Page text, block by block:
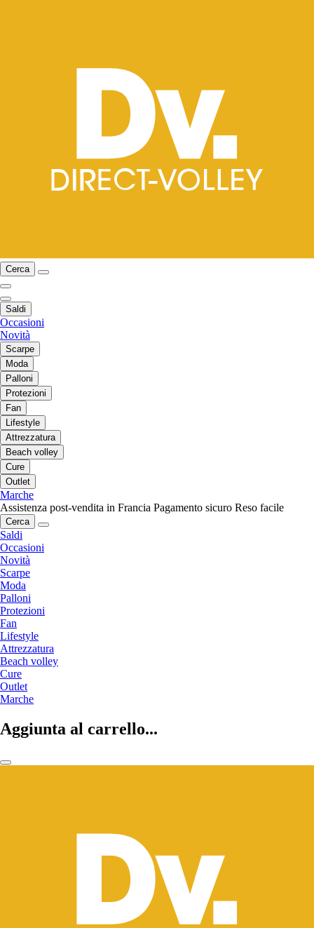
Cerca
Saldi
Occasioni
Novità
Scarpe
Moda
Palloni
Protezioni
Fan
Lifestyle
Attrezzatura
Beach volley
Cure
Outlet
Marche
Assistenza post-vendita in Francia Pagamento sicuro Reso facile
Cerca
Saldi
Occasioni
Novità
Scarpe
Moda
Palloni
Protezioni
Fan
Lifestyle
Attrezzatura
Beach volley
Cure
Outlet
Marche
Aggiunta al carrello...